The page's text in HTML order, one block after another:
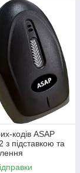
кодів ASAP
з підставкою та